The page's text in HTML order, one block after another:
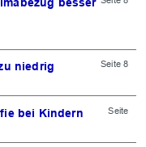
besser
niedrig
Seite 8
bei Kindern
Seite